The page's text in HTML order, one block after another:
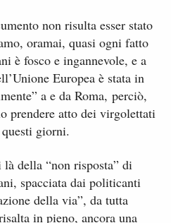
non risulta esser stato
oramai, quasi ogni fatto
è fosco e ingannevole, e a
Europea è stata in
a e da Roma, perciò,
prendere atto dei virgolettati
giorni.
della “non risposta” di
spacciata dai politicanti
della via”, da tutta
in pieno, ancora una